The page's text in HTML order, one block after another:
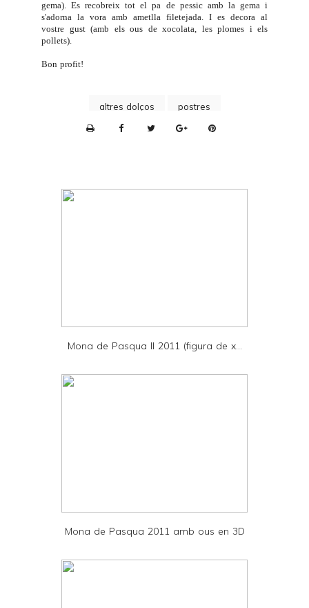
gema). Es recobreix tot el pa de pessic amb la gema i
s'adorna la vora amb ametlla filetejada. I es decora al
vostre gust (amb els ous de xocolata, les plomes i els
pollets).
Bon profit!
altres dolços
postres
n
d
Mona de Pasqua II 2011 (figura de x...
Mona de Pasqua 2011 amb ous en 3D